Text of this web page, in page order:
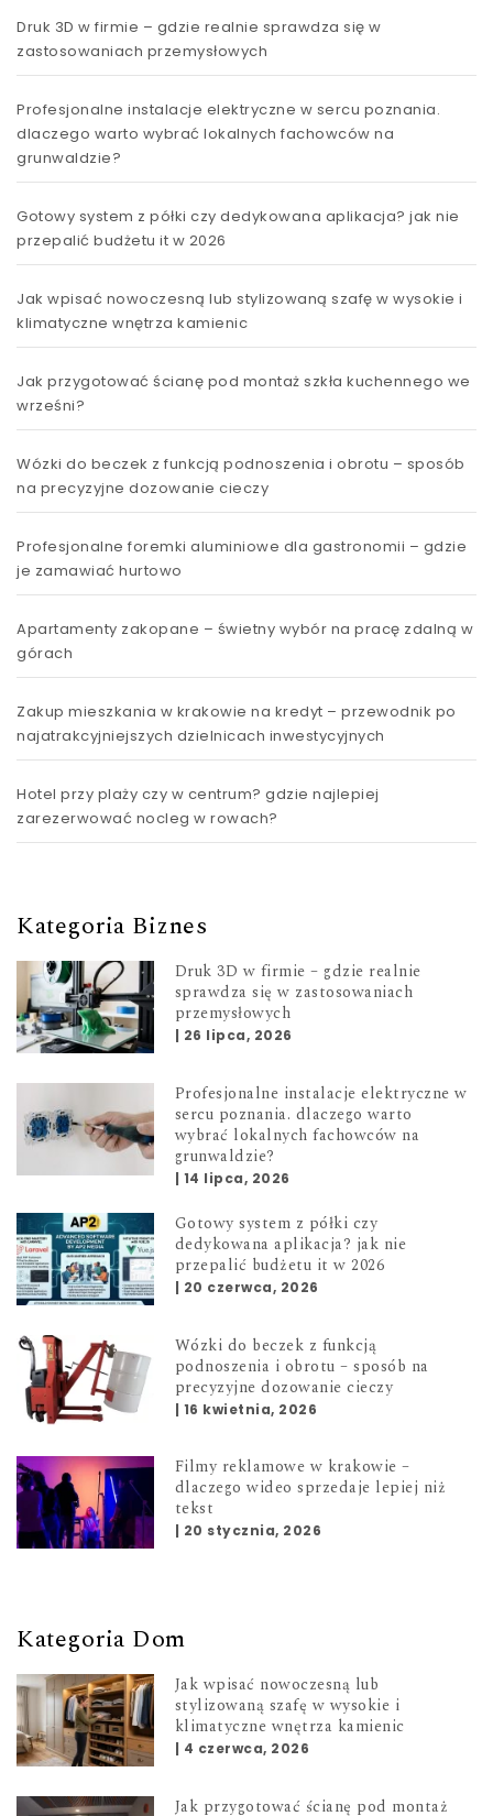
Druk 3D w firmie – gdzie realnie sprawdza się w
zastosowaniach przemysłowych
Profesjonalne instalacje elektryczne w sercu poznania.
dlaczego warto wybrać lokalnych fachowców na
grunwaldzie?
Gotowy system z półki czy dedykowana aplikacja? jak nie
przepalić budżetu it w 2026
Jak wpisać nowoczesną lub stylizowaną szafę w wysokie i
klimatyczne wnętrza kamienic
Jak przygotować ścianę pod montaż szkła kuchennego we
wrześni?
Wózki do beczek z funkcją podnoszenia i obrotu – sposób
na precyzyjne dozowanie cieczy
Profesjonalne foremki aluminiowe dla gastronomii – gdzie
je zamawiać hurtowo
Apartamenty zakopane – świetny wybór na pracę zdalną w
górach
Zakup mieszkania w krakowie na kredyt – przewodnik po
najatrakcyjniejszych dzielnicach inwestycyjnych
Hotel przy plaży czy w centrum? gdzie najlepiej
zarezerwować nocleg w rowach?
Kategoria Biznes
Druk 3D w firmie – gdzie realnie
sprawdza się w zastosowaniach
przemysłowych
| 26 lipca, 2026
Profesjonalne instalacje elektryczne w
sercu poznania. dlaczego warto
wybrać lokalnych fachowców na
grunwaldzie?
| 14 lipca, 2026
Gotowy system z półki czy
dedykowana aplikacja? jak nie
przepalić budżetu it w 2026
| 20 czerwca, 2026
Wózki do beczek z funkcją
podnoszenia i obrotu – sposób na
precyzyjne dozowanie cieczy
| 16 kwietnia, 2026
Filmy reklamowe w krakowie –
dlaczego wideo sprzedaje lepiej niż
tekst
| 20 stycznia, 2026
Kategoria Dom
Jak wpisać nowoczesną lub
stylizowaną szafę w wysokie i
klimatyczne wnętrza kamienic
| 4 czerwca, 2026
Jak przygotować ścianę pod montaż